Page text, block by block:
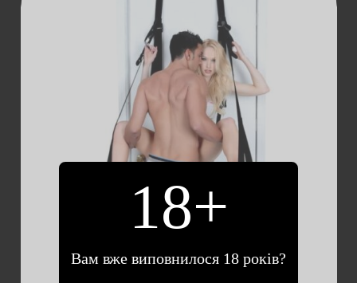
ДОДАТИ В
КОШИК
18+
Вам вже виповнилося 18 років?